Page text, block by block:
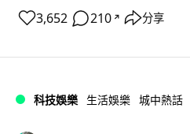
3,652 210 ↗ 分享
科技娛樂 生活娛樂 城中熱話